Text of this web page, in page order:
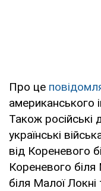
Про це
американського
Також
українські
від Кореневого
Кореневого біля
біля Малої Локні